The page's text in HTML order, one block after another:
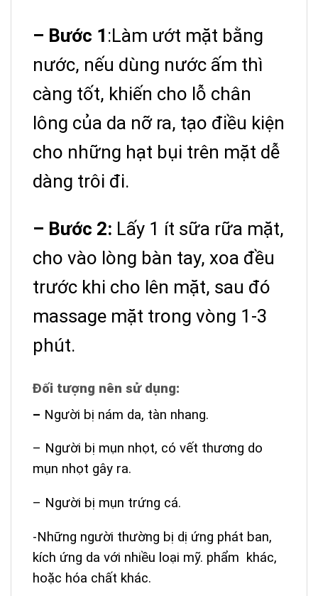
– Bước 1 :Làm ướt mặt bằng
nước, nếu dùng nước ấm thì
càng tốt, khiến cho lỗ chân
lông của da nỡ ra, tạo điều kiện
cho những hạt bụi trên mặt dễ
dàng trôi đi.
– Bước 2: Lấy 1 ít sữa rữa mặt,
cho vào lòng bàn tay, xoa đều
trước khi cho lên mặt, sau đó
massage mặt trong vòng 1-3
phút.
Đối tượng nên sử dụng:
– Người bị nám da, tàn nhang.
– Người bị mụn nhọt, có vết thương do
mụn nhọt gây ra.
– Người bị mụn trứng cá.
-Những người thường bị dị ứng phát ban,
kích ứng da với nhiều loại mỹ. phẩm khác,
hoặc hóa chất khác.